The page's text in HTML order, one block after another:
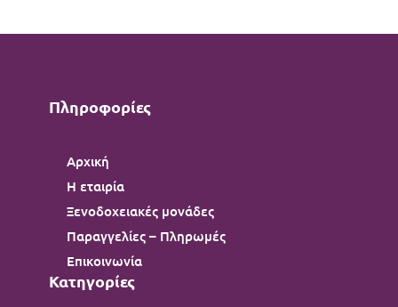
Πληροφορίες
Αρχική
Η εταιρία
Ξενοδοχειακές μονάδες
Παραγγελίες – Πληρωμές
Επικοινωνία
Κατηγορίες